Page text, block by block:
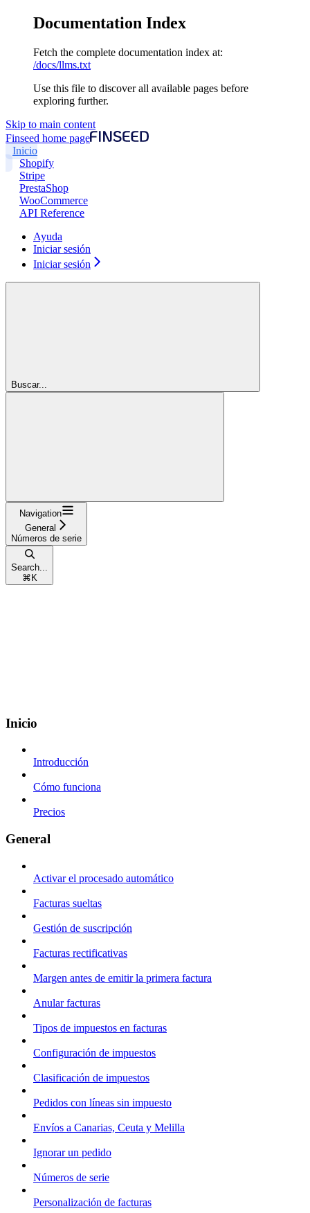
Documentation Index
Fetch the complete documentation index at:
/docs/llms.txt
Use this file to discover all available pages before
exploring further.
Skip to main content
Finseed home page
Inicio
Shopify
Stripe
PrestaShop
WooCommerce
API Reference
Ayuda
Iniciar sesión
Iniciar sesión
Buscar...
Navigation
General
Números de serie
Search...
⌘ K
Inicio
Introducción
Cómo funciona
Precios
General
Activar el procesado automático
Facturas sueltas
Gestión de suscripción
Facturas rectificativas
Margen antes de emitir la primera factura
Anular facturas
Tipos de impuestos en facturas
Configuración de impuestos
Clasificación de impuestos
Pedidos con líneas sin impuesto
Envíos a Canarias, Ceuta y Melilla
Ignorar un pedido
Números de serie
Personalización de facturas